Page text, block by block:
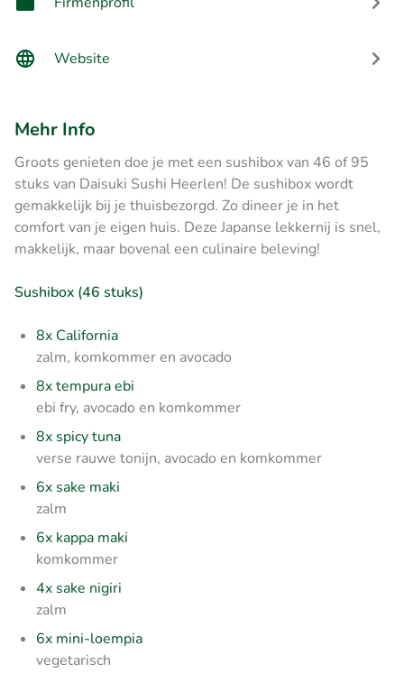
Website
Mehr Info
Groots genieten doe je met een sushibox van 46 of 95
stuks van Daisuki Sushi Heerlen! De sushibox wordt
gemakkelijk bij je thuisbezorgd. Zo dineer je in het
comfort van je eigen huis. Deze Japanse lekkernij is snel,
makkelijk, maar bovenal een culinaire beleving!
Sushibox (46 stuks)
8x California
zalm, komkommer en avocado
8x tempura ebi
ebi fry, avocado en komkommer
8x spicy tuna
verse rauwe tonijn, avocado en komkommer
6x sake maki
zalm
6x kappa maki
komkommer
4x sake nigiri
zalm
6x mini-loempia
vegetarisch